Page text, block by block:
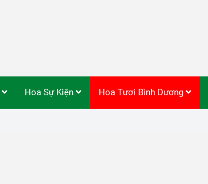
Hoa Sự Kiện Hoa Tươi Bình Dương